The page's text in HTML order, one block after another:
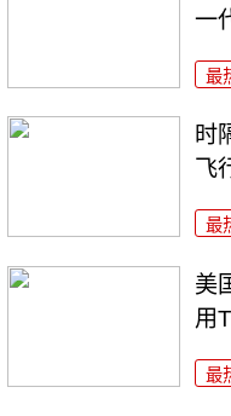
一
最
时
飞
最
美
用
最